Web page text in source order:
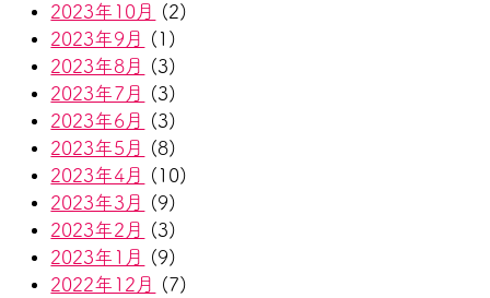
2023年10月
(2)
2023年9月
(1)
2023年8月
(3)
2023年7月
(3)
2023年6月
(3)
2023年5月
(8)
2023年4月
(10)
2023年3月
(9)
2023年2月
(3)
2023年1月
(9)
2022年12月
(7)